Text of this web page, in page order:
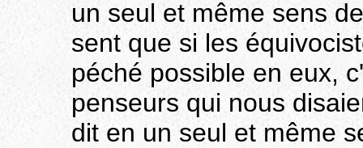
un seul et même sens
sent que si les
péché possible en eux,
penseurs qui nous
dit en un seul et même